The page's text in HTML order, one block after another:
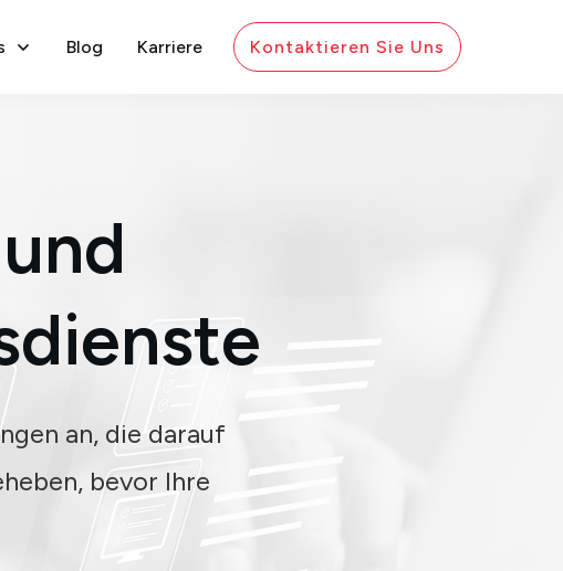
Blog Karriere Kontaktieren Sie Uns
an, die darauf
bevor Ihre